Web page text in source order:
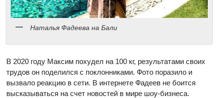
Наталья Фадеева на Бали
В 2020 году Максим похудел на 100 кг, результатами своих
трудов он поделился с поклонниками. Фото поразило и
вызвало реакцию в сети. В интернете Фадеев не боится
высказываться на счет новостей в мире шоу-бизнеса.